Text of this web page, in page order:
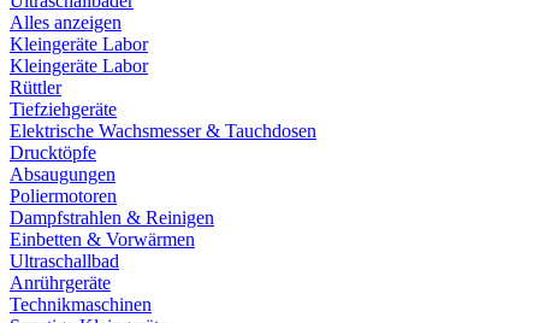
Alles anzeigen
Kleingeräte Labor
Kleingeräte Labor
Rüttler
Tiefziehgeräte
Elektrische Wachsmesser & Tauchdosen
Drucktöpfe
Absaugungen
Poliermotoren
Dampfstrahlen & Reinigen
Einbetten & Vorwärmen
Ultraschallbad
Anrührgeräte
Technikmaschinen